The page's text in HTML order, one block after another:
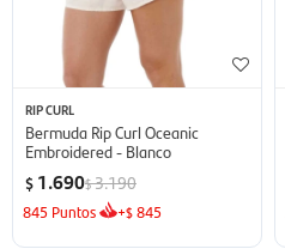
RIP CURL
Bermuda Rip Curl Oceanic
Embroidered - Blanco
$ 1.690$3.190
845 Puntos +$845